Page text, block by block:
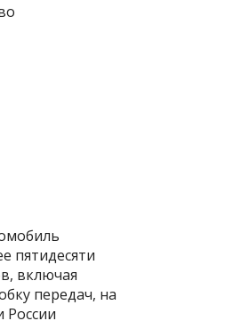
пятидесяти
включая
передач, на
России